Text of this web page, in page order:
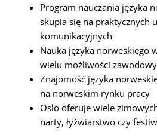
Program nauczania języka
skupia się na praktycznych
komunikacyjnych
Nauka języka norweskiego
wielu możliwości
Znajomość języka
na norweskim rynku pracy
Oslo oferuje wiele
narty, łyżwiarstwo czy